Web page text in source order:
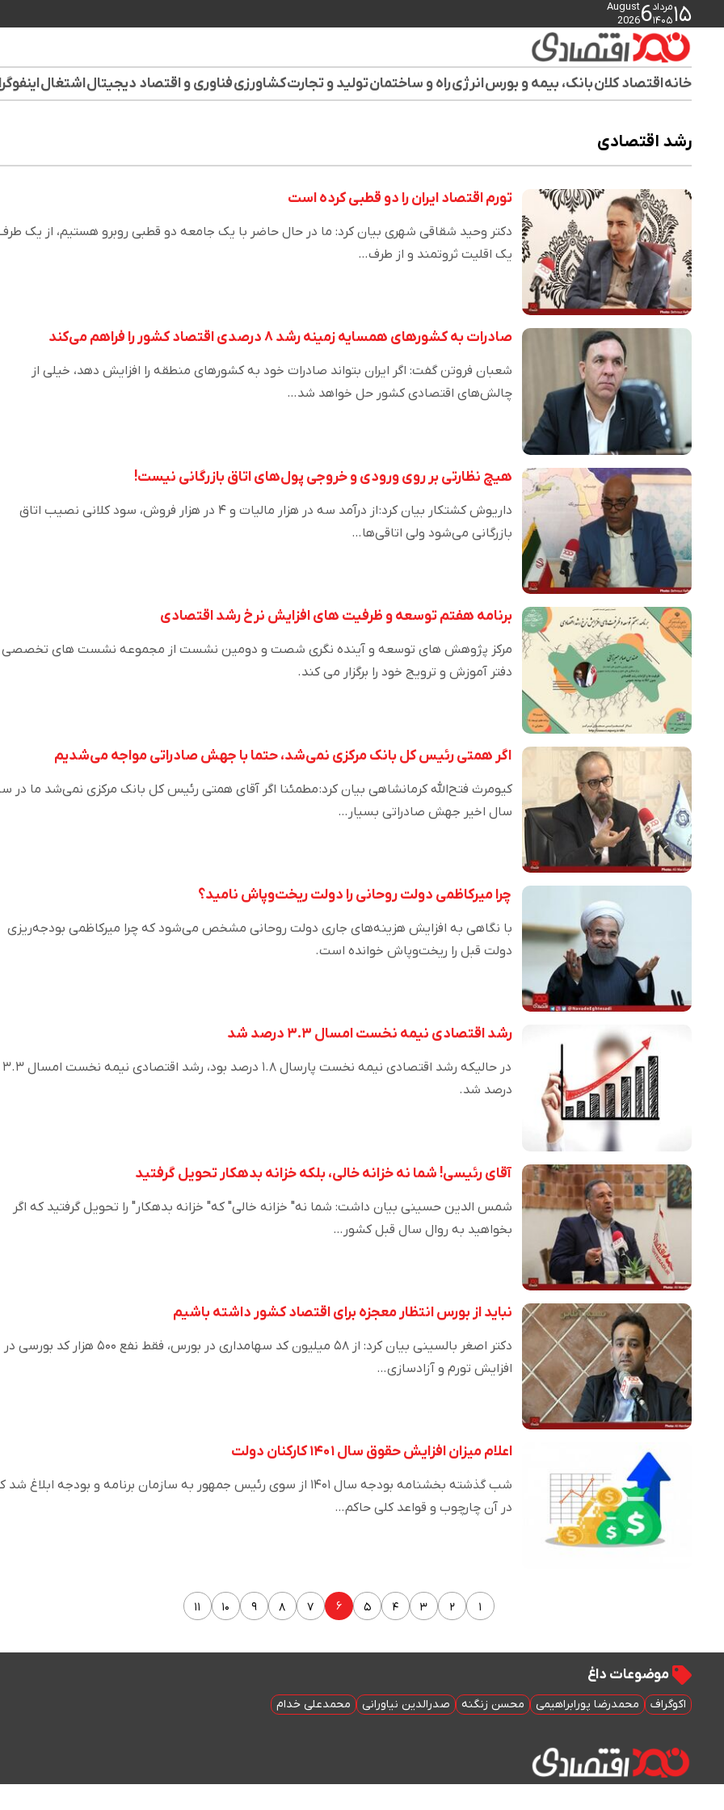
۱۵مرداد
۱۴۰۵6
August
2026
خانهاقتصاد کلانبانک، بیمه و بورسانرژیراه و ساختمانتولید و تجارتکشاورزیفناوری و اقتصاد دیجیتالاشتغال
رشد اقتصادی
تورم اقتصاد ایران را دو قطبی کرده است
دکتر وحید شقاقی شهری بیان کرد: ما در حال حاضر با یک جامعه دو قطبی روبرو هستیم، از یک
یک اقلیت ثروتمند و از طرف…
صادرات به کشورهای همسایه زمینه رشد ۸ درصدی اقتصاد کشور را فراهم می‌کند
شعبان فروتن گفت: اگر ایران بتواند صادرات خود به کشورهای منطقه را افزایش دهد، خیلی از
چالش‌های اقتصادی کشور حل خواهد شد…
هیچ نظارتی بر روی ورودی و خروجی پول‌های اتاق بازرگانی نیست!
داریوش کشتکار بیان کرد: از درآمد سه در هزار مالیات و ۴ در هزار فروش، سود کلانی نصیب اتاق
بازرگانی می‌شود ولی اتاقی‌ها…
برنامه هفتم توسعه و ظرفیت های افزایش نرخ رشد اقتصادی
مرکز پژوهش های توسعه و آینده نگری شصت و دومین نشست از مجموعه نشست های تخصصی
دفتر آموزش و ترویج خود را برگزار می کند.
اگر همتی رئیس کل بانک مرکزی نمی‌شد، حتما با جهش صادراتی مواجه می‌شدیم
کیومرث فتح‌الله کرمانشاهی بیان کرد: مطمئنا اگر آقای همتی رئیس کل بانک مرکزی نمی‌شد ما در
سال اخیر جهش صادراتی بسیار…
چرا میرکاظمی دولت روحانی را دولت ریخت‌وپاش نامید؟
با نگاهی به افزایش هزینه‌های جاری دولت روحانی مشخص می‌شود که چرا میرکاظمی بودجه‌ریزی
دولت قبل را ریخت‌وپاش خوانده است.
رشد اقتصادی نیمه نخست امسال ۳.۳ درصد شد
در حالیکه رشد اقتصادی نیمه نخست پارسال ۱.۸ درصد بود، رشد اقتصادی نیمه نخست امسال ۳.۳
درصد شد.
آقای رئیسی! شما نه خزانه خالی، بلکه خزانه بدهکار تحویل گرفتید
شمس الدین حسینی بیان داشت: شما نه" خزانه خالی" که" خزانه بدهکار" را تحویل گرفتید که اگر
بخواهید به روال سال قبل کشور…
نباید از بورس انتظار معجزه برای اقتصاد کشور داشته باشیم
دکتر اصغر بالسینی بیان کرد: از ۵۸ میلیون کد سهامداری در بورس، فقط نفع ۵۰۰ هزار کد بورسی در
افزایش تورم و آزادسازی…
اعلام میزان افزایش حقوق سال ۱۴۰۱ کارکنان دولت
شب گذشته بخشنامه بودجه سال ۱۴۰۱ از سوی رئیس جمهور به سازمان برنامه و بودجه ابلاغ
در آن چارچوب و قواعد کلی حاکم…
۱ ۲ ۳ ۴ ۵ ۶ ۷ ۸ ۹ ۱۰ ۱۱
موضوعات داغ
اکوگراف محمدرضا پورابراهیمی محسن زنگنه صدرالدین نیاورانی محمدعلی خدام